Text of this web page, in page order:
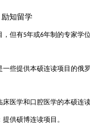
励知留学
，但有5年或6年制的专家学
些提供本硕连读项目的俄
医学和口腔医学的本硕连
供硕博连读项目‌ 。